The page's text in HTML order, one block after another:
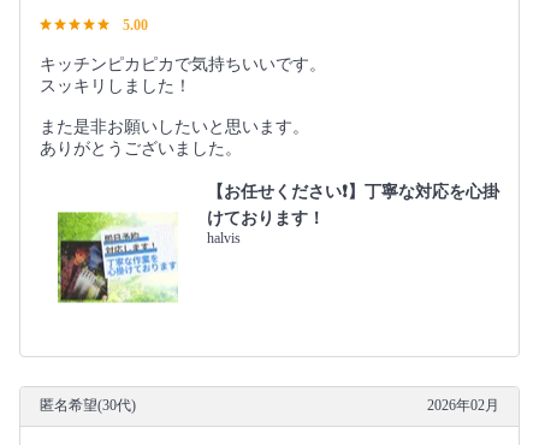
5.00
キッチンピカピカで気持ちいいです。
スッキリしました！
また是非お願いしたいと思います。
ありがとうございました。
【お任せください❗️】丁寧な対応を心掛
けております！
halvis
匿名希望(30代) 2026年02月